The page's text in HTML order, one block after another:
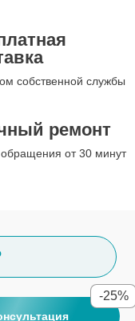
собственной службы
ремонт
обращения от 30 минут
-25%